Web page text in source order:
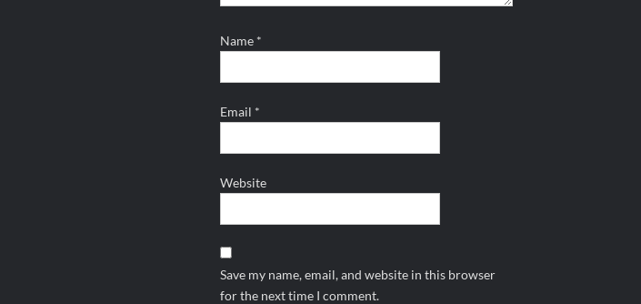
Name *
Email *
Website
Save my name, email, and website in this browser
for the next time I comment.